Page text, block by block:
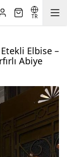
TR
Etekli Elbise –
Abiye